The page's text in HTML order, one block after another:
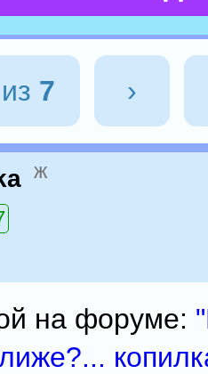
из 7 ›
ж
на форуме: